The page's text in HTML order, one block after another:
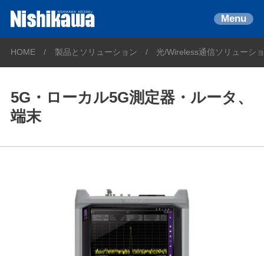
Menu
HOME 製品とソリューション 光/Wireless通信ソリューシ
5G・ローカル5G測定器・ルータ、
端末